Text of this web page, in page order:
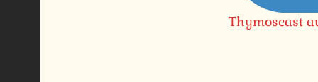
Thymoscast